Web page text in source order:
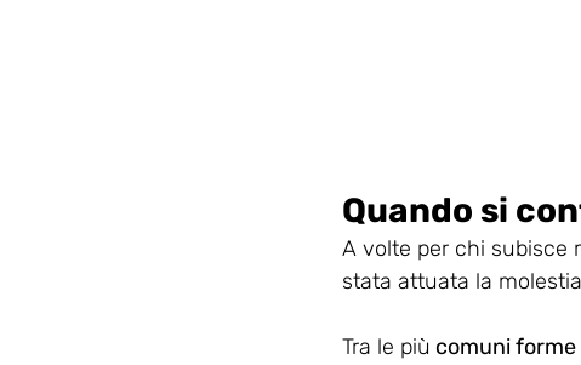
Quando si
A volte per chi subisce
stata attuata la
Tra le più comuni forme